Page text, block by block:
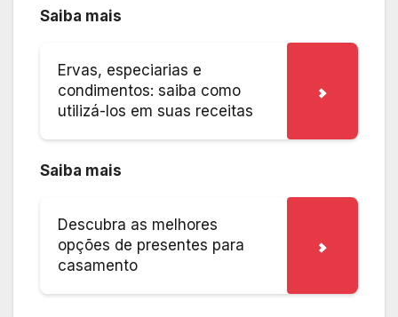
Saiba mais
Ervas, especiarias e
condimentos: saiba como
utilizá-los em suas receitas
Saiba mais
Descubra as melhores
opções de presentes para
casamento